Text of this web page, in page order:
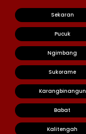
Sekaran
Pucuk
Ngimbang
Sukorame
Karangbinangun
Babat
Kalitengah